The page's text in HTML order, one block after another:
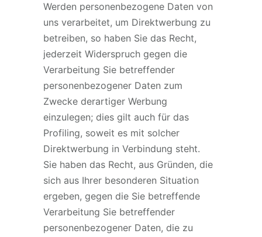
Werden personenbezogene Daten von
uns verarbeitet, um Direktwerbung zu
betreiben, so haben Sie das Recht,
jederzeit Widerspruch gegen die
Verarbeitung Sie betreffender
personenbezogener Daten zum
Zwecke derartiger Werbung
einzulegen; dies gilt auch für das
Profiling, soweit es mit solcher
Direktwerbung in Verbindung steht.
Sie haben das Recht, aus Gründen, die
sich aus Ihrer besonderen Situation
ergeben, gegen die Sie betreffende
Verarbeitung Sie betreffender
personenbezogener Daten, die zu